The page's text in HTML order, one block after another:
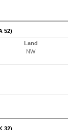
52)
Land
NW
32)